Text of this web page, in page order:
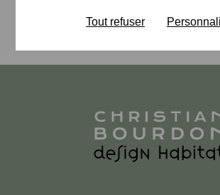
Tout refuser